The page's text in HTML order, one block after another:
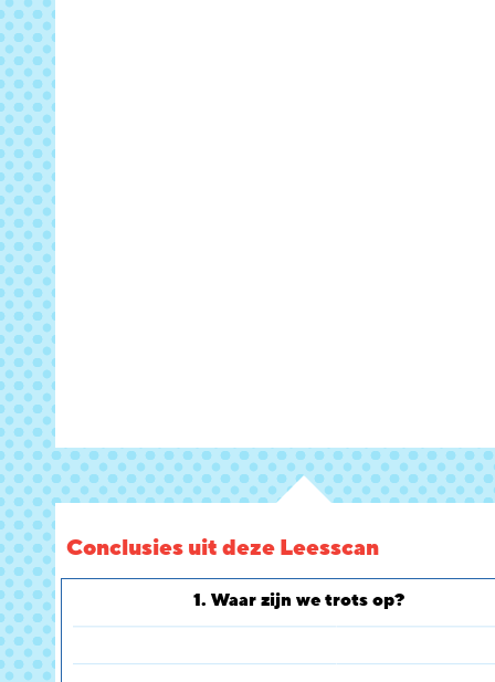
Conclusies uit deze Leesscan
1. Waar zijn we trots op?